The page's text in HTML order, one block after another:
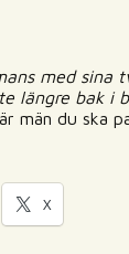
med
längre bak i
män du ska
X